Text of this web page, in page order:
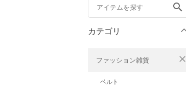
search
カテゴリ
ファッション雑貨 close
ベルト